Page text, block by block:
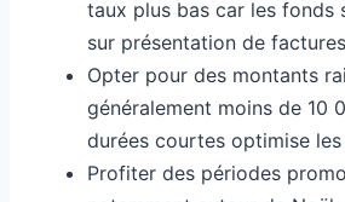
taux plus bas car les fonds
sur présentation de
Opter pour des montants
généralement moins de 10
durées courtes optimise
Profiter des périodes